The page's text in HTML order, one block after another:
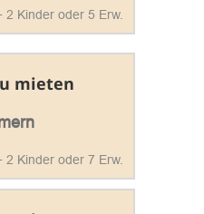
2 Kinder oder 5 Erw.
mieten
2 Kinder oder 7 Erw.